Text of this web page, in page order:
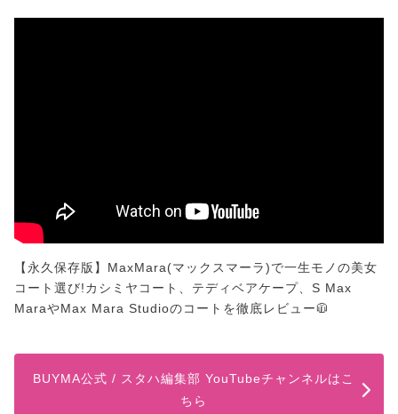
【永久保存版】MaxMara(マックスマーラ)で一生モノの美女
コート選び!カシミヤコート、テディベアケープ、S Max
MaraやMax Mara Studioのコートを徹底レビュー🧥
BUYMA公式 / スタハ編集部 YouTubeチャンネルはこ
ちら